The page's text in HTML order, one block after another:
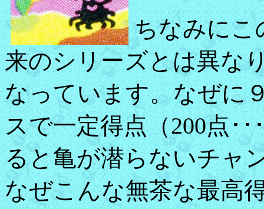
ちなみにこ
来のシリーズとは異な
なっています。なぜに
スで一定得点（200点･･
ると亀が潜らないチャ
なぜこんな無茶な最高